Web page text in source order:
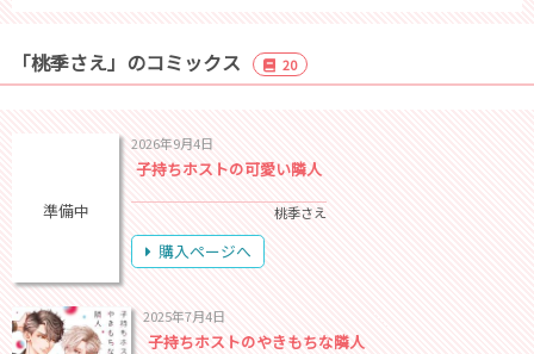
「桃季さえ」のコミックス 20
準備中
2026年9月4日
子持ちホストの可愛い隣人
桃季さえ
購入ページへ
2025年7月4日
子持ちホストのやきもちな隣人